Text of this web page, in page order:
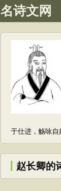
名诗文网
于仕进，觞咏自
赵长卿的